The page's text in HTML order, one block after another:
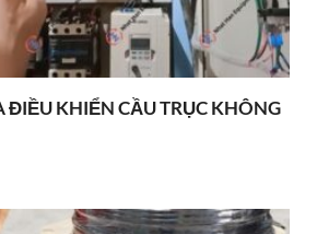
ĐIỀU KHIỂN CẦU TRỤC KHÔNG